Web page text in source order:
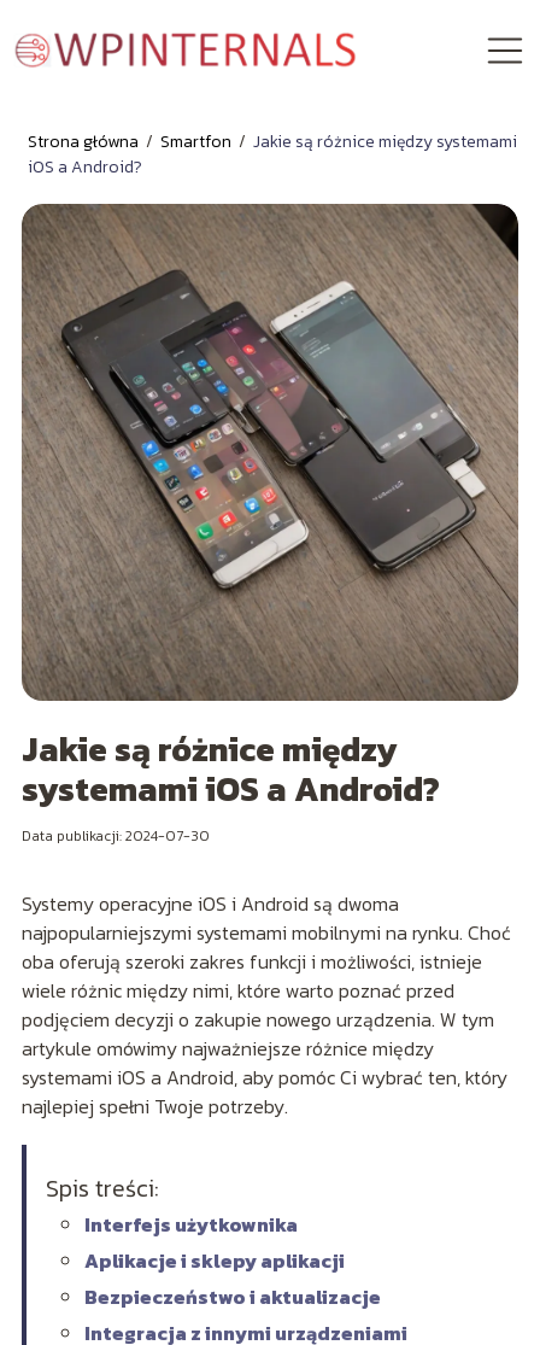
Strona główna / Smartfon / Jakie są różnice między systemami
iOS a Android?
Jakie są różnice między
systemami iOS a Android?
Data publikacji: 2024-07-30
Systemy operacyjne iOS i Android są dwoma
najpopularniejszymi systemami mobilnymi na rynku. Choć
oba oferują szeroki zakres funkcji i możliwości, istnieje
wiele różnic między nimi, które warto poznać przed
podjęciem decyzji o zakupie nowego urządzenia. W tym
artykule omówimy najważniejsze różnice między
systemami iOS a Android, aby pomóc Ci wybrać ten, który
najlepiej spełni Twoje potrzeby.
Spis treści:
Interfejs użytkownika
Aplikacje i sklepy aplikacji
Bezpieczeństwo i aktualizacje
Integracja z innymi urządzeniami